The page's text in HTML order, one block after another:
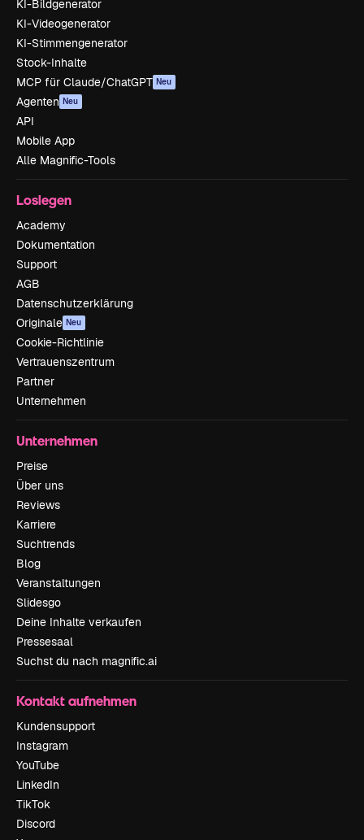
KI-Bildgenerator
KI-Videogenerator
KI-Stimmengenerator
Stock-Inhalte
MCP für Claude/ChatGPT Neu
Agenten Neu
API
Mobile App
Alle Magnific-Tools
Loslegen
Academy
Dokumentation
Support
AGB
Datenschutzerklärung
Originale Neu
Cookie-Richtlinie
Vertrauenszentrum
Partner
Unternehmen
Unternehmen
Preise
Über uns
Reviews
Karriere
Suchtrends
Blog
Veranstaltungen
Slidesgo
Deine Inhalte verkaufen
Pressesaal
Suchst du nach magnific.ai
Kontakt aufnehmen
Kundensupport
Instagram
YouTube
LinkedIn
TikTok
Discord